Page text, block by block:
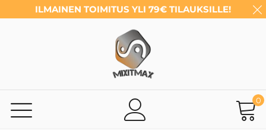
ILMAINEN TOIMITUS YLI 79€ TILAUKSILLE!
0